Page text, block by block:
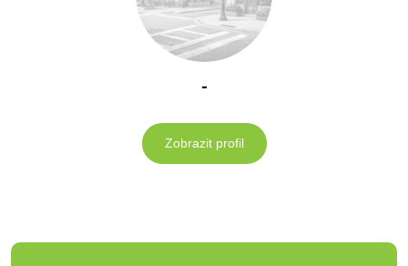
-
Zobrazit profil